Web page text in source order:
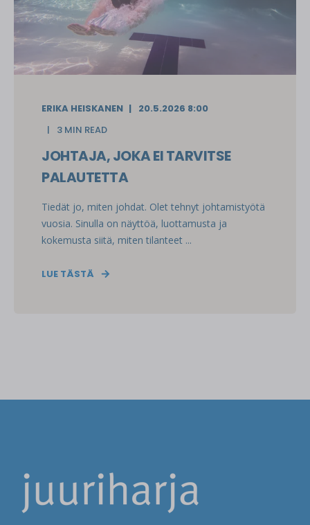
ERIKA HEISKANEN
20.5.2026 8:00
3 MIN READ
JOHTAJA, JOKA EI TARVITSE
PALAUTETTA
Tiedät jo, miten johdat. Olet tehnyt johtamistyötä
vuosia. Sinulla on näyttöä, luottamusta ja
kokemusta siitä, miten tilanteet ...
LUE TÄSTÄ